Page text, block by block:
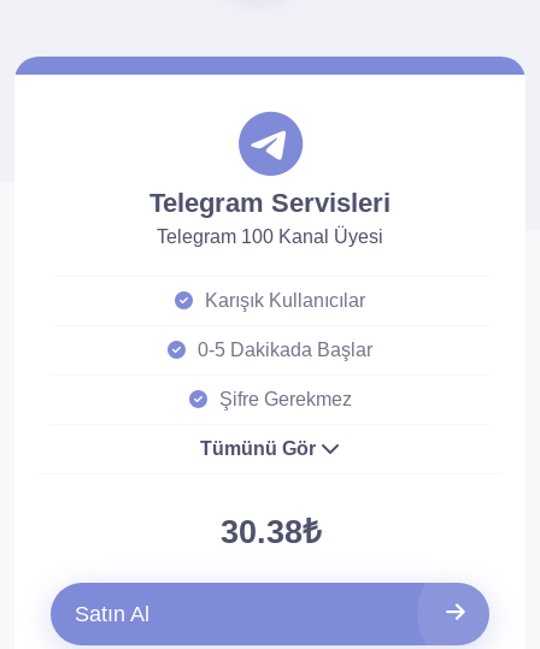
Telegram Servisleri
Telegram 100 Kanal Üyesi
Karışık Kullanıcılar
0-5 Dakikada Başlar
Şifre Gerekmez
Tümünü Gör
30.38₺
Satın Al